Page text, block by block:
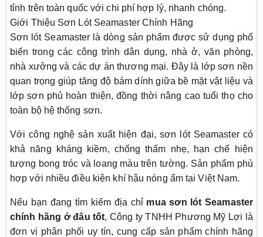
tỉnh trên toàn quốc với chi phí hợp lý, nhanh chóng.
Giới Thiệu Sơn Lót Seamaster Chính Hãng
Sơn lót Seamaster là dòng sản phẩm được sử dụng phổ
biến trong các công trình dân dụng, nhà ở, văn phòng,
nhà xưởng và các dự án thương mại. Đây là lớp sơn nền
quan trọng giúp tăng độ bám dính giữa bề mặt vật liệu và
lớp sơn phủ hoàn thiện, đồng thời nâng cao tuổi thọ cho
toàn bộ hệ thống sơn.
Với công nghệ sản xuất hiện đại, sơn lót Seamaster có
khả năng kháng kiềm, chống thấm nhẹ, hạn chế hiện
tượng bong tróc và loang màu trên tường. Sản phẩm phù
hợp với nhiều điều kiện khí hậu nóng ẩm tại Việt Nam.
Nếu bạn đang tìm kiếm địa chỉ mua sơn lót Seamaster
chính hãng ở đâu tốt, Công ty TNHH Phương Mỹ Lợi là
đơn vị phân phối uy tín, cung cấp sản phẩm chính hãng